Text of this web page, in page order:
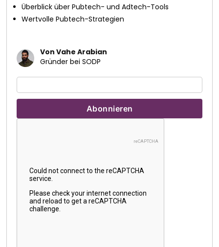
Überblick über Pubtech- und Adtech-Tools
Wertvolle Pubtech-Strategien
Von Vahe Arabian
Gründer bei SODP